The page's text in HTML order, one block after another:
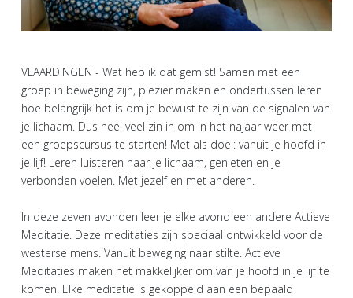
VLAARDINGEN - Wat heb ik dat gemist! Samen met een
groep in beweging zijn, plezier maken en ondertussen leren
hoe belangrijk het is om je bewust te zijn van de signalen van
je lichaam. Dus heel veel zin in om in het najaar weer met
een groepscursus te starten! Met als doel: vanuit je hoofd in
je lijf! Leren luisteren naar je lichaam, genieten en je
verbonden voelen. Met jezelf en met anderen.
In deze zeven avonden leer je elke avond een andere Actieve
Meditatie. Deze meditaties zijn speciaal ontwikkeld voor de
westerse mens. Vanuit beweging naar stilte. Actieve
Meditaties maken het makkelijker om van je hoofd in je lijf te
komen. Elke meditatie is gekoppeld aan een bepaald